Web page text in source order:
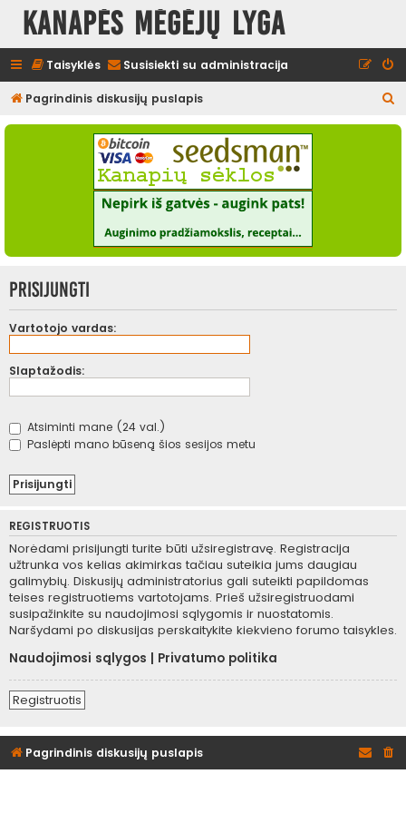
Kanapės mėgėjų lyga
Taisyklės Susisiekti su administracija
Pagrindinis diskusijų puslapis
e
Prisijungti
Vartotojo vardas:
Slaptažodis:
Atsiminti mane (24 val.)
Paslėpti mano būseną šios sesijos metu
REGISTRUOTIS
Norėdami prisijungti turite būti užsiregistravę. Registracija
užtrunka vos kelias akimirkas tačiau suteikia jums daugiau
galimybių. Diskusijų administratorius gali suteikti papildomas
teises registruotiems vartotojams. Prieš užsiregistruodami
susipažinkite su naudojimosi sąlygomis ir nuostatomis.
Naršydami po diskusijas perskaitykite kiekvieno forumo taisykles.
Naudojimosi sąlygos
Privatumo politika
Registruotis
Pagrindinis diskusijų puslapis